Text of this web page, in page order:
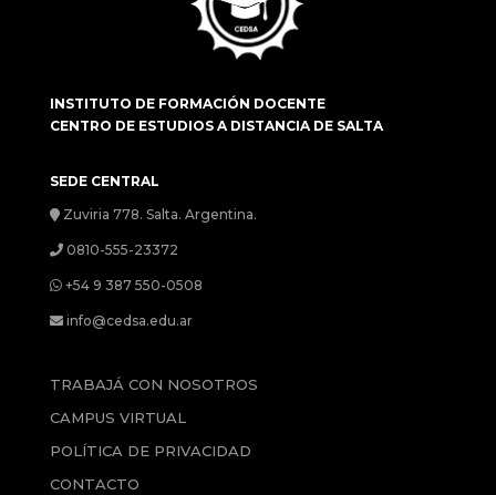
INSTITUTO DE FORMACIÓN DOCENTE
CENTRO DE ESTUDIOS A DISTANCIA DE SALTA
SEDE CENTRAL
Zuviria 778. Salta. Argentina.
0810-555-23372
+54 9 387 550-0508
info@cedsa.edu.ar
TRABAJÁ CON NOSOTROS
CAMPUS VIRTUAL
POLÍTICA DE PRIVACIDAD
CONTACTO